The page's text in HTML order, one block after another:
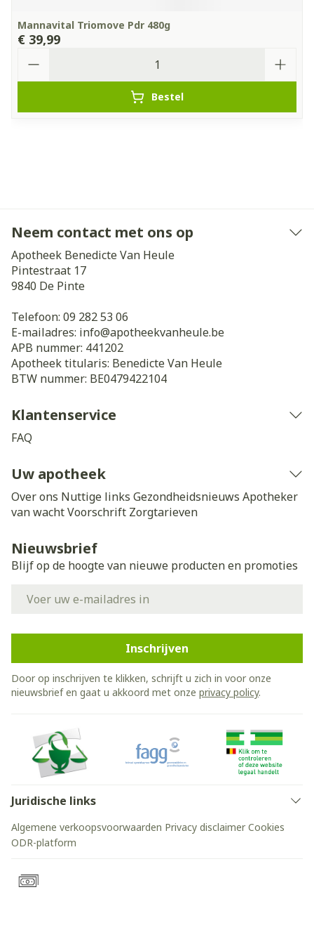
Mannavital Triomove Pdr 480g
€ 39,99
Bestel
Neem contact met ons op
Apotheek Benedicte Van Heule
Pintestraat 17
9840 De Pinte
Telefoon: 09 282 53 06
E-mailadres: info@apotheekvanheule.be
APB nummer: 441202
Apotheek titularis: Benedicte Van Heule
BTW nummer: BE0479422104
Klantenservice
FAQ
Uw apotheek
Over ons Nuttige links Gezondheidsnieuws Apotheker
van wachtVoorschrift Zorgtarieven
Nieuwsbrief
Blijf op de hoogte van nieuwe producten en promoties
Inschrijven
Door op inschrijven te klikken, schrijft u zich in voor onze
nieuwsbrief en gaat u akkoord met onze privacy policy.
Juridische links
Algemene verkoopsvoorwaarden Privacy disclaimer Cookies
ODR-platform